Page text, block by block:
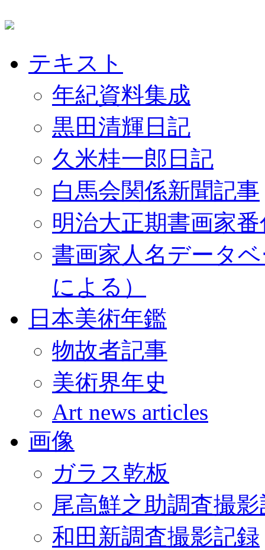
テキスト
年紀資料集成
黒田清輝日記
久米桂一郎日記
白馬会関係新聞記事
明治大正期書画家
書画家人名データ
による）
日本美術年鑑
物故者記事
美術界年史
Art news articles
画像
ガラス乾板
尾高鮮之助調査撮
和田新調査撮影記録